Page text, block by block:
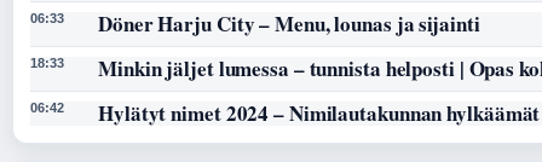
06:33 Döner Harju City – Menu, lounas ja sijainti
18:33 Minkin jäljet lumessa – tunnista helposti | Opas
06:42 Hylätyt nimet 2024 – Nimilautakunnan